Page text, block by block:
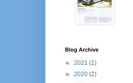
Blog Archive
► 2021 (1)
► 2020 (2)